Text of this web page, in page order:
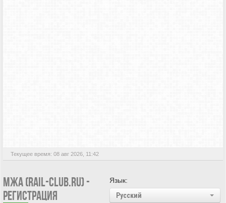
Текущее время: 08 авг 2026, 11:42
Язык:
Русский
МЖА (RAIL-CLUB.RU) -
РЕГИСТРАЦИЯ